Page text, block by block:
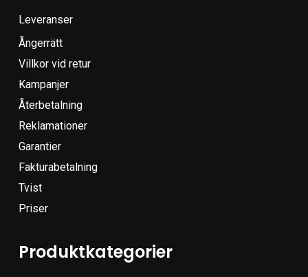
Leveranser
Ångerrätt
Villkor vid retur
Kampanjer
Återbetalning
Reklamationer
Garantier
Fakturabetalning
Tvist
Priser
Produktkategorier